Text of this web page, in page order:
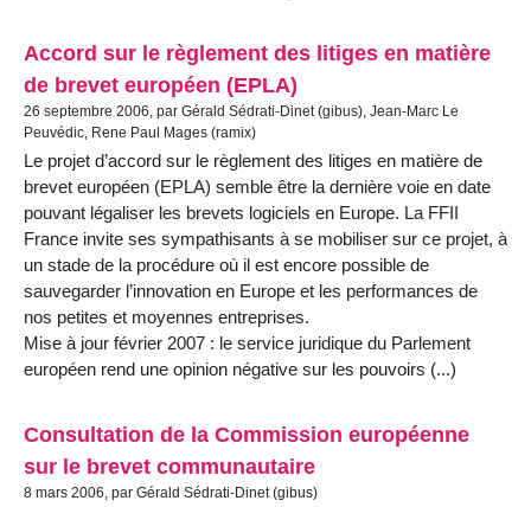
Accord sur le règlement des litiges en matière
de brevet européen (EPLA)
26 septembre 2006, par Gérald Sédrati-Dinet (gibus), Jean-Marc Le
Peuvédic, Rene Paul Mages (ramix)
Le projet d’accord sur le règlement des litiges en matière de
brevet européen (EPLA) semble être la dernière voie en date
pouvant légaliser les brevets logiciels en Europe. La FFII
France invite ses sympathisants à se mobiliser sur ce projet, à
un stade de la procédure où il est encore possible de
sauvegarder l’innovation en Europe et les performances de
nos petites et moyennes entreprises.
Mise à jour février 2007 : le service juridique du Parlement
européen rend une opinion négative sur les pouvoirs (...)
Consultation de la Commission européenne
sur le brevet communautaire
8 mars 2006, par Gérald Sédrati-Dinet (gibus)